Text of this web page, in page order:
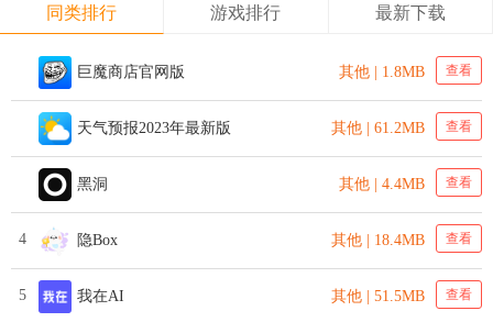
同类排行 游戏排行 最新下载
巨魔商店官网版 其他 | 1.8MB 查看
天气预报2023年最新版 其他 | 61.2MB 查看
黑洞 其他 | 4.4MB 查看
4 隐Box 其他 | 18.4MB 查看
5 我在AI 其他 | 51.5MB 查看